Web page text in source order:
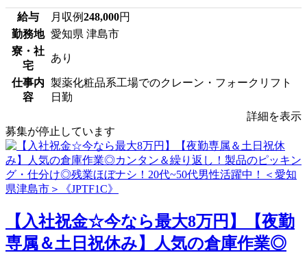
給与 月収例248,000円
勤務地 愛知県 津島市
寮・社
宅
あり
仕事内
容
製薬化粧品系工場でのクレーン・フォークリフト
日勤
詳細を表示
募集が停止しています
【入社祝金☆今なら最大8万円】【夜勤
専属＆土日祝休み】人気の倉庫作業◎